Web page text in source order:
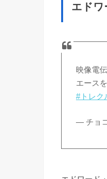
エドワ
映像電
エース
#トレク
— チョ